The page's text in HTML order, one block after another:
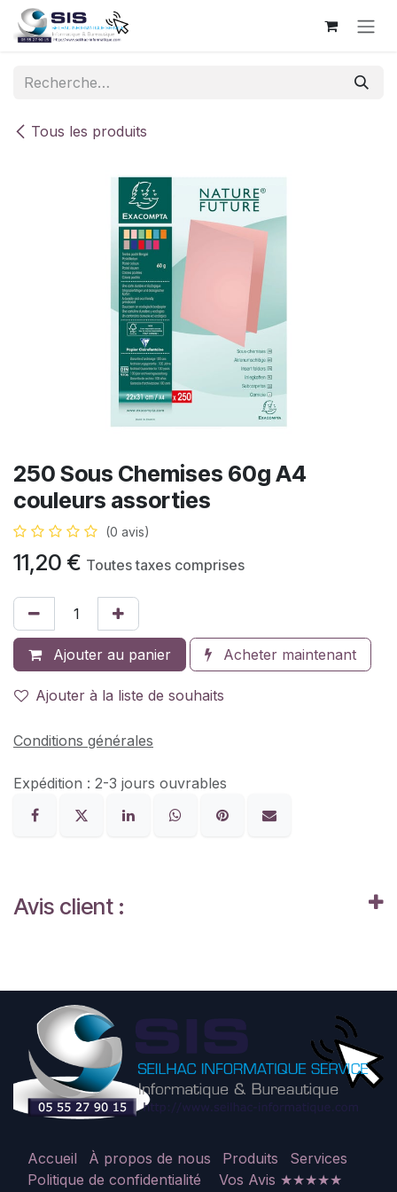
Se rendre au contenu
Tous les produits
250 Sous Chemises 60g A4
couleurs assorties
(0 avis)
11,20 € Toutes taxes comprises
Ajouter au panier Acheter maintenant
Ajouter à la liste de souhaits
Conditions générales
Expédition : 2-3 jours ouvrables
Avis client :
Accueil À propos de nous Produits
Services
Politique de confidentialité
Vos Avis ★★★★★